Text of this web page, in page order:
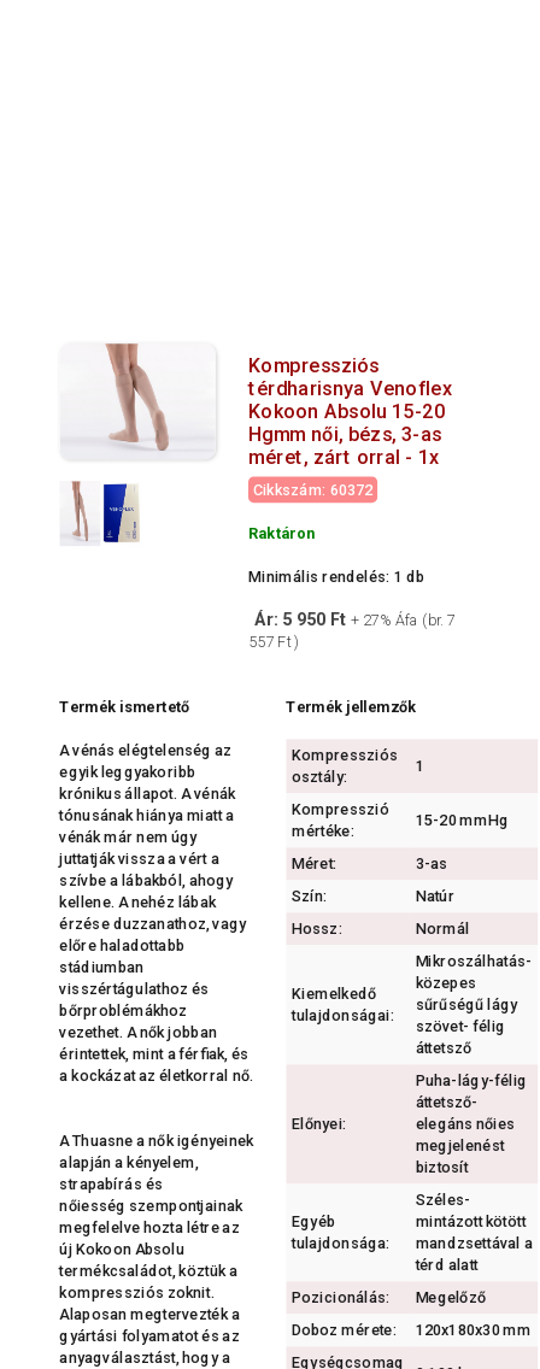
Kompressziós
térdharisnya Venoflex
Kokoon Absolu 15-20
Hgmm női, bézs, 3-as
méret, zárt orral - 1x
Cikkszám: 60372
Raktáron
Minimális rendelés: 1 db
Ár: 5 950 Ft + 27% Áfa (br. 7
557 Ft )
Termék ismertető
A vénás elégtelenség az
egyik leggyakoribb
krónikus állapot. A vénák
tónusának hiánya miatt a
vénák már nem úgy
juttatják vissza a vért a
szívbe a lábakból, ahogy
kellene. A nehéz lábak
érzése duzzanathoz, vagy
előre haladottabb
stádiumban
visszértágulathoz és
bőrproblémákhoz
vezethet. A nők jobban
érintettek, mint a férfiak, és
a kockázat az életkorral nő.
A Thuasne a nők igényeinek
alapján a kényelem,
strapabírás és
nőiesség szempontjainak
megfelelve hozta létre az
új Kokoon Absolu
termékcsaládot, köztük a
kompressziós zoknit.
Alaposan megtervezték a
gyártási folyamatot és az
anyagválasztást, hogy a
Termék jellemzők
Kompressziós
osztály:
1
Kompresszió
mértéke:
15-20 mmHg
Méret:
3-as
Szín:
Natúr
Hossz:
Normál
Kiemelkedő
tulajdonságai:
Mikroszálhatás-
közepes
sűrűségű lágy
szövet- félig
áttetsző
Előnyei:
Puha-lágy-félig
áttetsző-
elegáns nőies
megjelenést
biztosít
Egyéb
tulajdonsága:
Széles-
mintázott kötött
mandzsettával a
térd alatt
Pozicionálás:
Megelőző
Doboz mérete:
120x180x30 mm
Egységcsomag